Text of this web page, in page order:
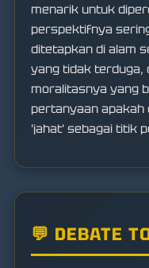
menarik untuk
perspektifnya
ditetapkan di alam
yang tidak terduga,
moralitasnya yang
pertanyaan apakah
'jahat' sebagai titik
💬 DEBATE